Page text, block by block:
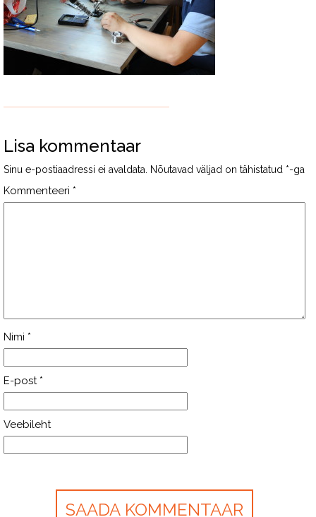
Lisa kommentaar
Sinu e-postiaadressi ei avaldata. Nõutavad väljad on tähistatud *-ga
Kommenteeri *
Nimi *
E-post *
Veebileht